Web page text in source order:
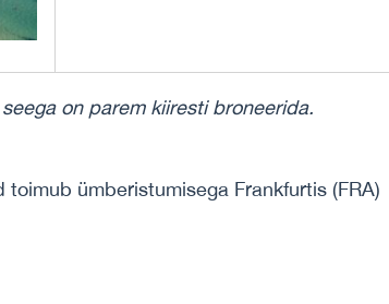
on parem kiiresti broneerida.
ümberistumisega Frankfurtis (FRA)